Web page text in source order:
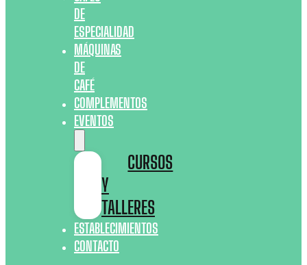
DE
ESPECIALIDAD
MÁQUINAS
DE
CAFÉ
COMPLEMENTOS
EVENTOS
CURSOS
Y
TALLERES
ESTABLECIMIENTOS
CONTACTO